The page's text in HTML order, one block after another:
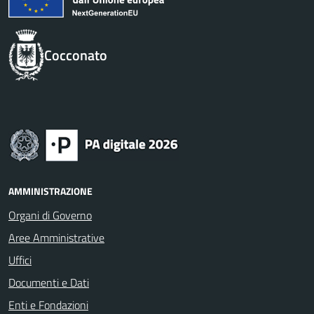
Cocconato
AMMINISTRAZIONE
Organi di Governo
Aree Amministrative
Uffici
Documenti e Dati
Enti e Fondazioni